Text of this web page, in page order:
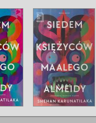
zdemaskowania pewnej grupy
za wybuch brutlanej
Lance w 1990. Ale w świetle
nie być to wcale takie proste,
się już skończył. A on nie ma
skontaktowania się z
mu pomóc w ujawnieniu
w tej sprawie. Jest do dla
nie niemożliwe do
Almeidy" jest niesamowitą
przywoływała w moim
Dantego. Czytałam ją z
niemiłosiernie głodna jej
jasna nastało, przynosząc
Była to doskonała uczta